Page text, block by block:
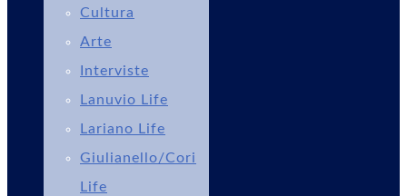
Cultura
Arte
Interviste
Lanuvio Life
Lariano Life
Giulianello/Cori
Life